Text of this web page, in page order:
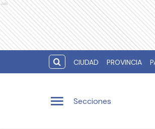
Ads
CIUDAD PROVINCIA
Secciones